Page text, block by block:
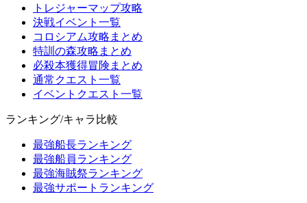
トレジャーマップ攻略
決戦イベント一覧
コロシアム攻略まとめ
特訓の森攻略まとめ
必殺本獲得冒険まとめ
通常クエスト一覧
イベントクエスト一覧
ランキング/キャラ比較
最強船長ランキング
最強船員ランキング
最強海賊祭ランキング
最強サポートランキング